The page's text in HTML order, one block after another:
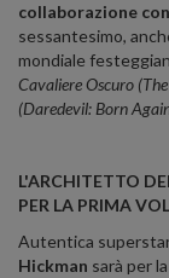
collaborazione
sessantesimo,
mondiale
Cavaliere Oscuro
(Daredevil: Born
L'ARCHITETTO
PER LA PRIMA
Autentica
Hickman sarà per